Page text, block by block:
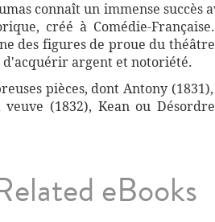
connaît un immense succès
créé à Comédie-
des figures de proue du
argent et notoriété.
pièces, dont Antony
(1832), Kean ou
eBooks